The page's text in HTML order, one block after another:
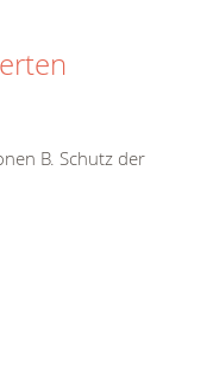
B. Schutz der